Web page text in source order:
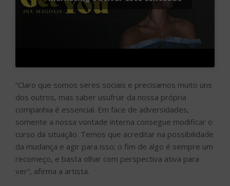
“Claro que somos seres sociais e precisamos muito uns
dos outros, mas saber usufruir da nossa própria
companhia é essencial. Em face de adversidades,
somente a nossa vontade interna consegue modificar o
curso da situação. Temos que acreditar na possibilidade
da mudança e agir para isso; o fim de algo é sempre um
recomeço, e basta olhar com perspectiva ativa para
ver”, afirma a artista.